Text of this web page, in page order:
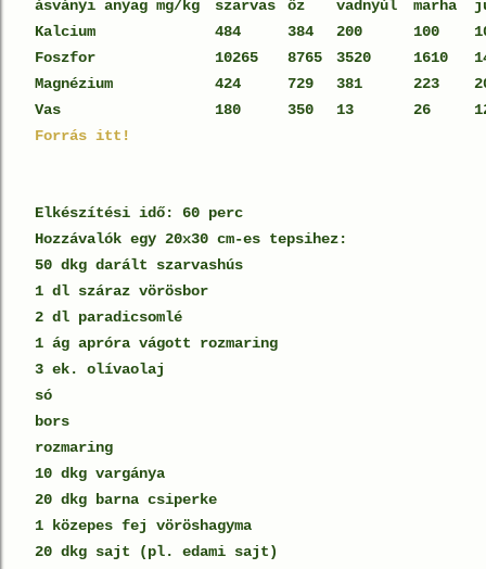
ásványi anyag mg/kg
szarvas őz vadnyúl marha
Kalcium
484 384 200 100
Foszfor
10265 8765 3520 1610
Magnézium
424 729 381 223
Vas
180 350 13 26
Forrás itt!
Elkészítési idő: 60 perc
Hozzávalók egy 20x30 cm-es tepsihez:
50 dkg darált szarvashús
1 dl száraz vörösbor
2 dl paradicsomlé
1 ág apróra vágott rozmaring
3 ek. olívaolaj
só
bors
rozmaring
10 dkg vargánya
20 dkg barna csiperke
1 közepes fej vöröshagyma
20 dkg sajt (pl. edami sajt)